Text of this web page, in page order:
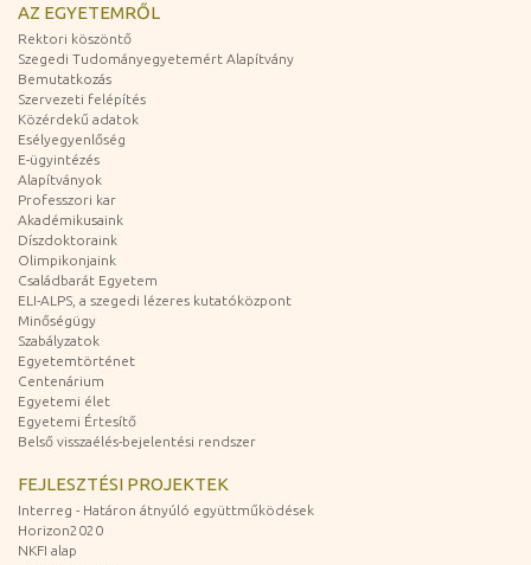
AZ EGYETEMRŐL
Rektori köszöntő
Szegedi Tudományegyetemért Alapítvány
Bemutatkozás
Szervezeti felépítés
Közérdekű adatok
Esélyegyenlőség
E-ügyintézés
Alapítványok
Professzori kar
Akadémikusaink
Díszdoktoraink
Olimpikonjaink
Családbarát Egyetem
ELI-ALPS, a szegedi lézeres kutatóközpont
Minőségügy
Szabályzatok
Egyetemtörténet
Centenárium
Egyetemi élet
Egyetemi Értesítő
Belső visszaélés-bejelentési rendszer
FEJLESZTÉSI PROJEKTEK
Interreg - Határon átnyúló együttműködések
Horizon2020
NKFI alap